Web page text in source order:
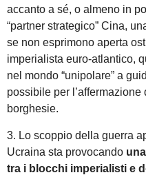
accanto a sé, o almeno in
“partner strategico” Cina,
se non esprimono aperta
imperialista euro-atlantico,
nel mondo “unipolare” a
possibile per
borghesie.
3. Lo scoppio della guerra
Ucraina sta provocando
tra i blocchi imperialisti e